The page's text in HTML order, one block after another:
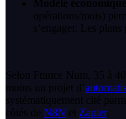
Modèle
opérations/mois)
s’engager. Les
Selon France Num, 35 à
moins un projet d’
systématiquement cité
côtés de N8N et Zapier.